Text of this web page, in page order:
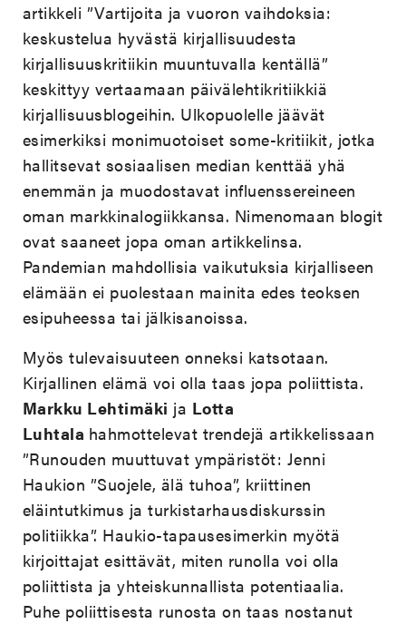
artikkeli ”Vartijoita ja vuoron vaihdoksia:
keskustelua hyvästä kirjallisuudesta
kirjallisuuskritiikin muuntuvalla kentällä”
keskittyy vertaamaan päivälehtikritiikkiä
kirjallisuusblogeihin. Ulkopuolelle jäävät
esimerkiksi monimuotoiset some-kritiikit, jotka
hallitsevat sosiaalisen median kenttää yhä
enemmän ja muodostavat influenssereineen
oman markkinalogiikkansa. Nimenomaan blogit
ovat saaneet jopa oman artikkelinsa.
Pandemian mahdollisia vaikutuksia kirjalliseen
elämään ei puolestaan mainita edes teoksen
esipuheessa tai jälkisanoissa.
Myös tulevaisuuteen onneksi katsotaan.
Kirjallinen elämä voi olla taas jopa poliittista.
Markku Lehtimäki ja Lotta
Luhtala hahmottelevat trendejä artikkelissaan
”Runouden muuttuvat ympäristöt: Jenni
Haukion ”Suojele, älä tuhoa”, kriittinen
eläintutkimus ja turkistarhausdiskurssin
politiikka”. Haukio-tapausesimerkin myötä
kirjoittajat esittävät, miten runolla voi olla
poliittista ja yhteiskunnallista potentiaalia.
Puhe poliittisesta runosta on taas nostanut